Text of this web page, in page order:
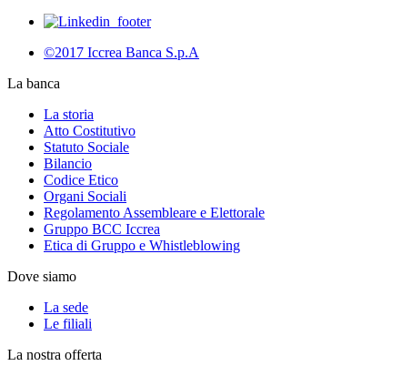
©2017 Iccrea Banca S.p.A
La banca
La storia
Atto Costitutivo
Statuto Sociale
Bilancio
Codice Etico
Organi Sociali
Regolamento Assembleare e Elettorale
Gruppo BCC Iccrea
Etica di Gruppo e Whistleblowing
Dove siamo
La sede
Le filiali
La nostra offerta